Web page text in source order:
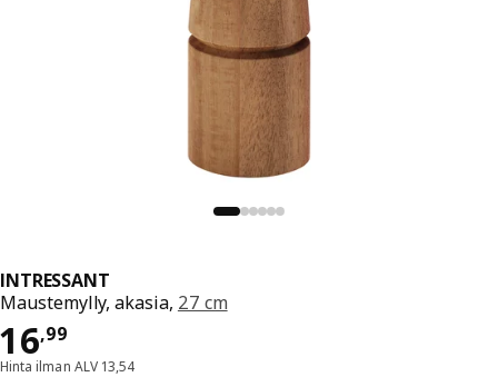
INTRESSANT
Maustemylly, akasia, 27 cm
16,99
Hinta 16,99
Hinta ilman ALV 13,54